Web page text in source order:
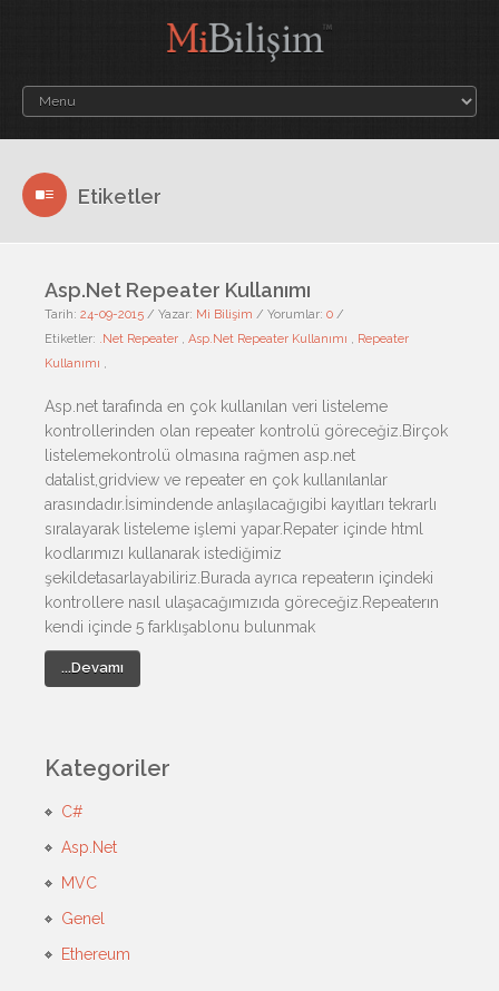
Etiketler
Asp.Net Repeater Kullanımı
Tarih: 24-09-2015 / Yazar: Mi Bilişim / Yorumlar: 0 /
Etiketler:
.Net Repeater Asp.Net Repeater Kullanımı
Repeater
Kullanımı
Asp.net tarafında en çok kullanılan veri listeleme
kontrollerinden olan repeater kontrolü göreceğiz.Birçok
listelemekontrolü olmasına rağmen asp.net
datalist,gridview ve repeater en çok kullanılanlar
arasındadır.İsimindende anlaşılacağıgibi kayıtları tekrarlı
sıralayarak listeleme işlemi yapar.Repater içinde html
kodlarımızı kullanarak istediğimiz
şekildetasarlayabiliriz.Burada ayrıca repeaterın içindeki
kontrollere nasıl ulaşacağımızıda göreceğiz.Repeaterın
kendi içinde 5 farklışablonu bulunmak
...Devamı
Kategoriler
C#
Asp.Net
MVC
Genel
Ethereum